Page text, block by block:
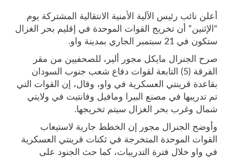
أعلن نائب رئيس الآلية الأمنية الانتقالية المشتركة يوم
“الإثنين” أن تخريج القوات الموحدة في إقليم بحر الغزال
ستكون في 21 سبتمبر الجاري بمدينة واو.
صرح الجنرال مايكل مجور ألير، للصحفيين من مقر
الفرقة (5) التابعة لقوات دفاع شعب جنوب السودان
بقاعدة قرينتي العسكرية في واو، وقال، إن القوات التي
تم تدريبها في مصنع البيرا ومافيل وفانتيت في ولايتي
شمال وغرب بحر الغزال سيتم تخريجها.
وأوضح الجنرال مجور إن الخطط جارية لاستيعاب
القوات الموحدة المتخرجة في ثكنات قرينتي العسكرية
في واو خلال فترة التدريبات، كما حث الجنود على